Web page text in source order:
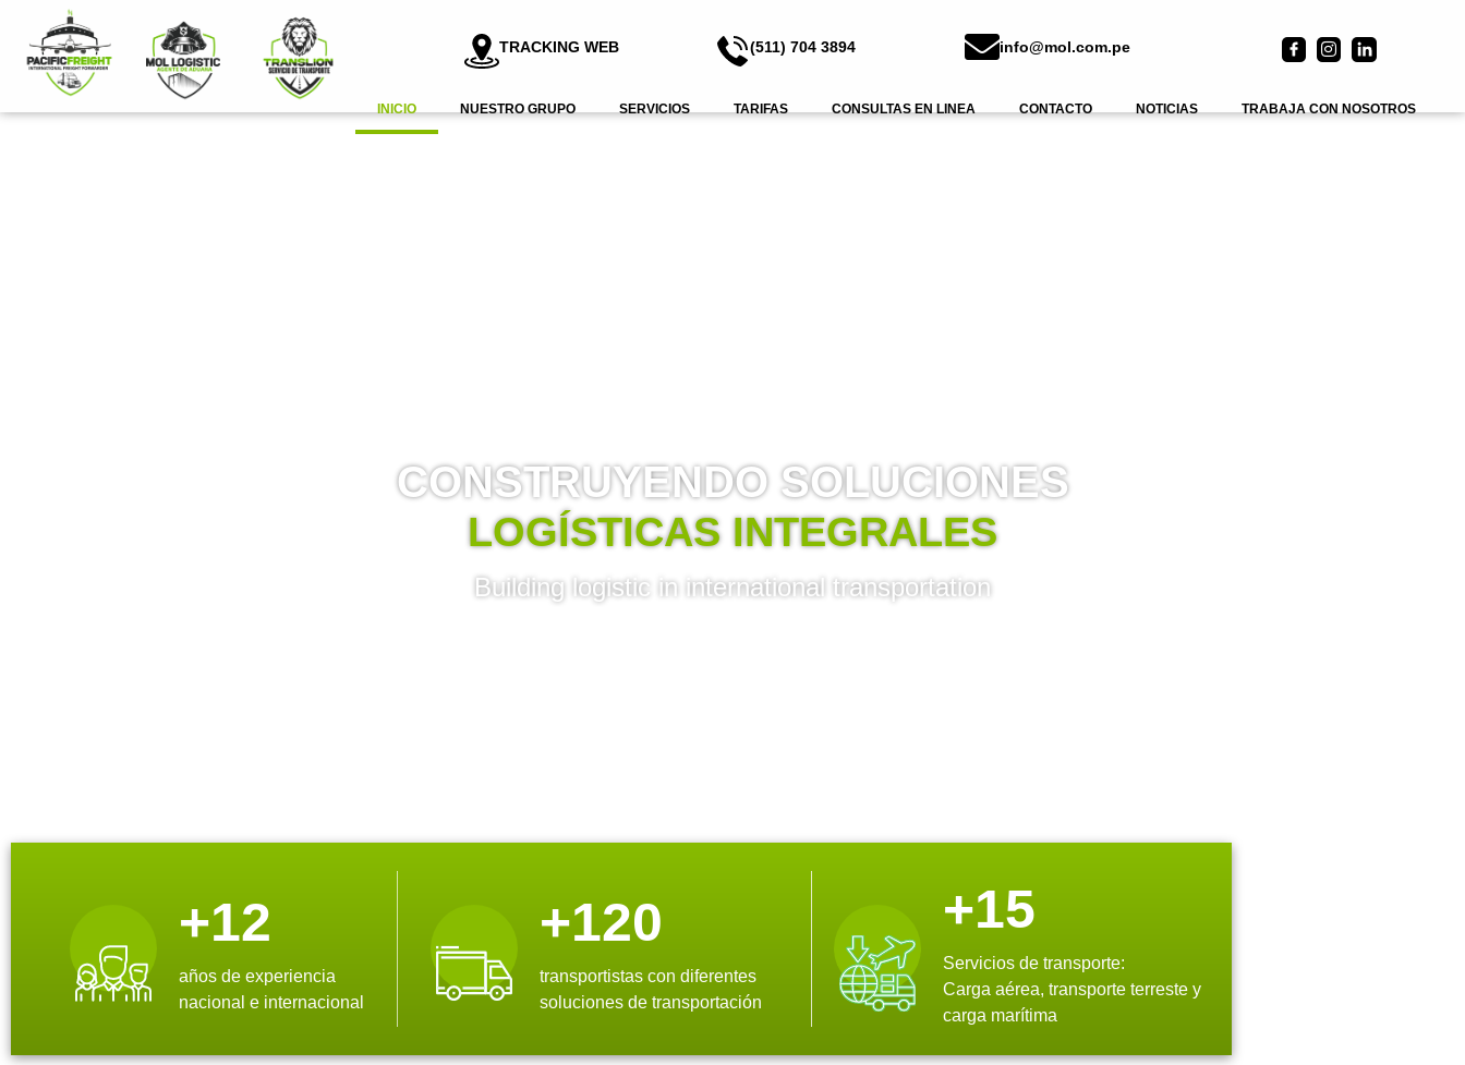
TRACKING WEB (511) 704 3894 info@mol.com.pe
INICIO NUESTRO GRUPO SERVICIOS TARIFAS CONSULTAS EN LINEA CONTACTO NOTICIAS TRABAJA CON NOSOTROS
CONSTRUYENDO SOLUCIONES
LOGÍSTICAS INTEGRALES
Building logistic in international transportation
+12
años de experiencia
nacional e internacional
+120
transportistas con diferentes
soluciones de transportación
+15
Servicios de transporte:
Carga aérea, transporte terreste y
carga marítima